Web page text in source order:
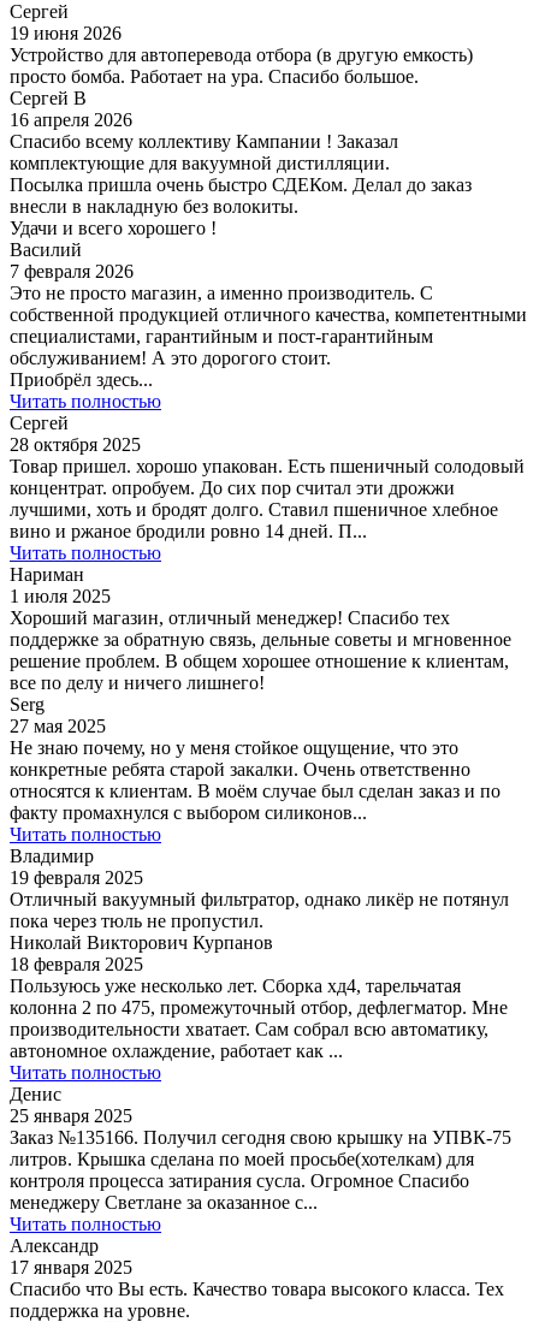
Сергей
19 июня 2026
Устройство для автоперевода отбора (в другую емкость)
просто бомба. Работает на ура. Спасибо большое.
Сергей В
16 апреля 2026
Спасибо всему коллективу Кампании ! Заказал
комплектующие для вакуумной дистилляции.
Посылка пришла очень быстро СДЕКом. Делал до заказ
внесли в накладную без волокиты.
Удачи и всего хорошего !
Василий
7 февраля 2026
Это не просто магазин, а именно производитель. С
собственной продукцией отличного качества, компетентными
специалистами, гарантийным и пост-гарантийным
обслуживанием! А это дорогого стоит.
Приобрёл здесь...
Читать полностью
Сергей
28 октября 2025
Товар пришел. хорошо упакован. Есть пшеничный солодовый
концентрат. опробуем. До сих пор считал эти дрожжи
лучшими, хоть и бродят долго. Ставил пшеничное хлебное
вино и ржаное бродили ровно 14 дней. П...
Читать полностью
Нариман
1 июля 2025
Хороший магазин, отличный менеджер! Спасибо тех
поддержке за обратную связь, дельные советы и мгновенное
решение проблем. В общем хорошее отношение к клиентам,
все по делу и ничего лишнего!
Serg
27 мая 2025
Не знаю почему, но у меня стойкое ощущение, что это
конкретные ребята старой закалки. Очень ответственно
относятся к клиентам. В моём случае был сделан заказ и по
факту промахнулся с выбором силиконов...
Читать полностью
Владимир
19 февраля 2025
Отличный вакуумный фильтратор, однако ликёр не потянул
пока через тюль не пропустил.
Николай Викторович Курпанов
18 февраля 2025
Пользуюсь уже несколько лет. Сборка хд4, тарельчатая
колонна 2 по 475, промежуточный отбор, дефлегматор. Мне
производительности хватает. Сам собрал всю автоматику,
автономное охлаждение, работает как ...
Читать полностью
Денис
25 января 2025
Заказ №135166. Получил сегодня свою крышку на УПВК-75
литров. Крышка сделана по моей просьбе(хотелкам) для
контроля процесса затирания сусла. Огромное Спасибо
менеджеру Светлане за оказанное с...
Читать полностью
Александр
17 января 2025
Спасибо что Вы есть. Качество товара высокого класса. Тех
поддержка на уровне.